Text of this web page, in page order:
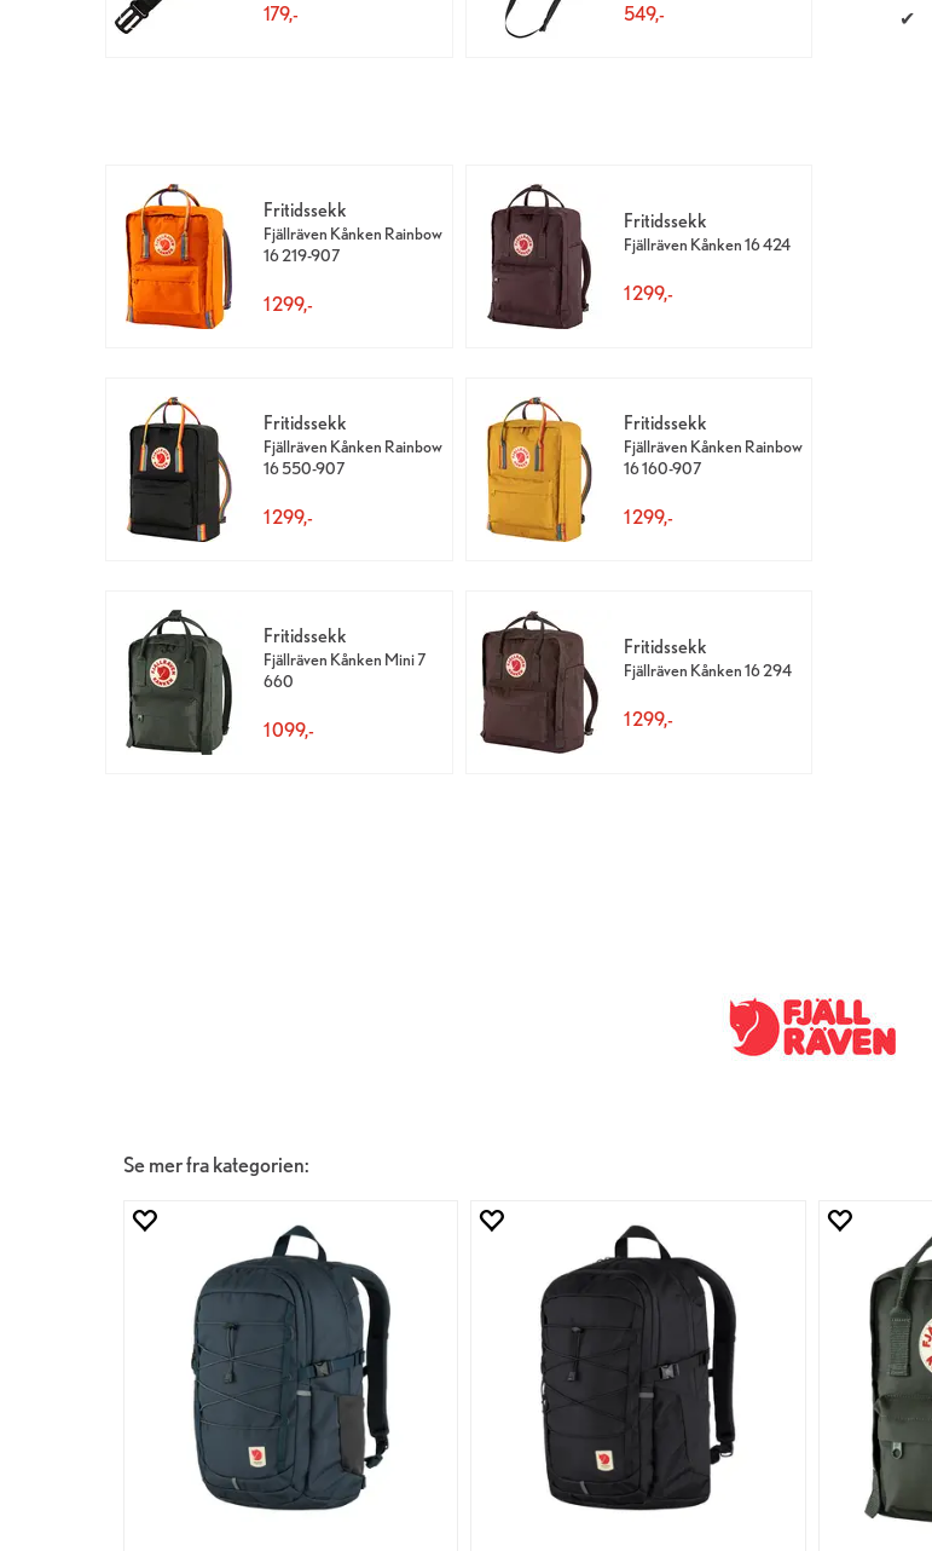
179,- 549,-
Fritidssekk
Fjällräven Kånken Rainbow
16 219-907
1 299,-
Fritidssekk
Fjällräven Kånken 16 424
1 299,-
Fritidssekk
Fjällräven Kånken Rainbow
16 550-907
1 299,-
Fritidssekk
Fjällräven Kånken Rainbow
16 160-907
1 299,-
Fritidssekk
Fjällräven Kånken Mini 7
660
1 099,-
Fritidssekk
Fjällräven Kånken 16 294
1 299,-
Se mer fra kategorien: